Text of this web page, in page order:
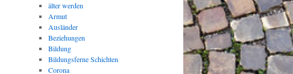
älter werden
Armut
Ausländer
Beziehungen
Bildung
Bildungsferne Schichten
Corona